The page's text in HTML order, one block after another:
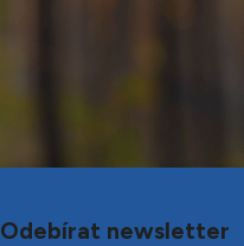
Odebírat newsletter